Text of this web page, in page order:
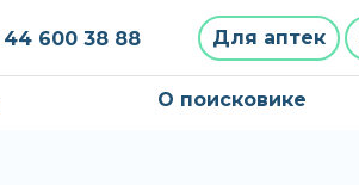
44 600 38 88 Для аптек
О поисковике